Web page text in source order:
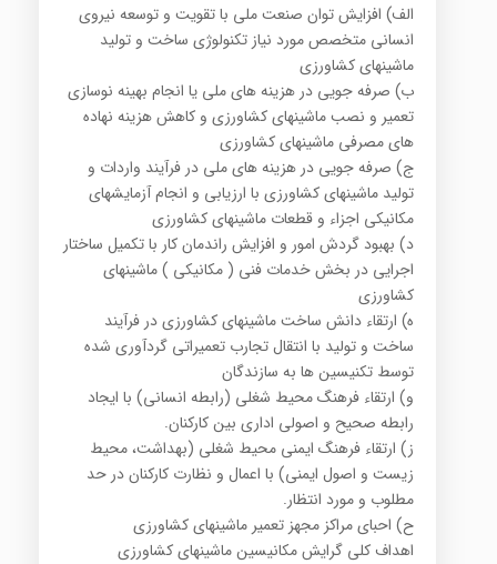
الف) افزایش توان صنعت ملی با تقویت و توسعه نیروی
انسانی متخصص مورد نیاز تکنولوژی ساخت و تولید
ماشینهای کشاورزی
ب) صرفه جویی در هزینه های ملی یا انجام بهینه نوسازی
تعمیر و نصب ماشینهای کشاورزی و کاهش هزینه نهاده
های مصرفی ماشینهای کشاورزی
ج) صرفه جویی در هزینه های ملی در فرآیند واردات و
تولید ماشینهای کشاورزی با ارزیابی و انجام آزمایشهای
مکانیکی اجزاء و قطعات ماشینهای کشاورزی
د) بهبود گردش امور و افزایش راندمان کار با تکمیل ساختار
اجرایی در بخش خدمات فنی ( مکانیکی ) ماشینهای
کشاورزی
ه) ارتقاء دانش ساخت ماشینهای کشاورزی در فرآیند
ساخت و تولید با انتقال تجارب تعمیراتی گردآوری شده
توسط تکنیسین ها به سازندگان
و) ارتقاء فرهنگ محیط شغلی (رابطه انسانی) با ایجاد
رابطه صحیح و اصولی اداری بین کارکنان.
ز) ارتقاء فرهنگ ایمنی محیط شغلی (بهداشت، محیط
زیست و اصول ایمنی) با اعمال و نظارت کارکنان در حد
مطلوب و مورد انتظار.
ح) احبای مراکز مجهز تعمیر ماشینهای کشاورزی
اهداف کلی گرایش مکانیسین ماشینهای کشاورزی